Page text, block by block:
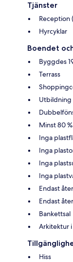
Tjänster
Reception
Hyrcyklar
Boendet
Byggdes
Terrass
Utbildning
Minst 80
Inga
Inga
Inga
Inga
Endast
Endast
Bankettsal
Arkitektur
Hiss